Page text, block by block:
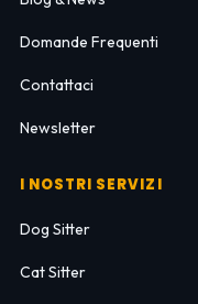
Domande Frequenti
Contattaci
Newsletter
I NOSTRI SERVIZI
Dog Sitter
Cat Sitter